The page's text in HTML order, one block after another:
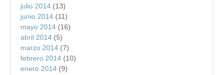
julio 2014 (13)
junio 2014 (11)
mayo 2014 (16)
abril 2014 (5)
marzo 2014 (7)
febrero 2014 (10)
enero 2014 (9)